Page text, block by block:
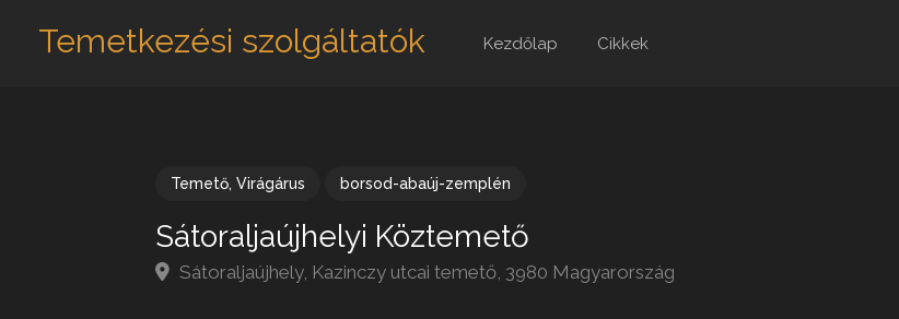
Temetkezési szolgáltatók Kezdőlap Cikkek
Temető, Virágárus borsod-abaúj-zemplén
Sátoraljaújhelyi Köztemető
Sátoraljaújhely, Kazinczy utcai temető, 3980 Magyarország